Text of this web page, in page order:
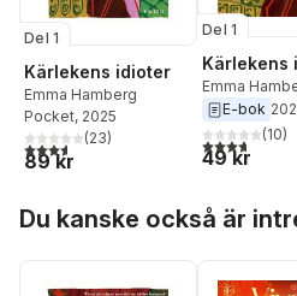
Del 1
Kärlekens idioter
Emma Hamberg
Pocket, 2025
3,6utav 5 stjärnor. Totalt antal röster:
(23)
89 kr
Del 1
Kärlekens
Emma
E-bok
3,7utav 5(10)
49 kr
Du kanske också är